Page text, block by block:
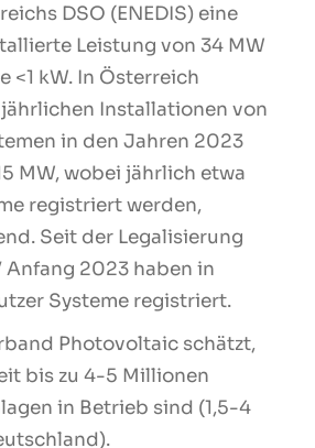
DSO (ENEDIS) eine
Leistung von 34 MW
<1 kW. In Österreich
Installationen von
in den Jahren 2023
MW, wobei jährlich etwa
registriert werden,
Seit der Legalisierung
Anfang 2023 haben in
Systeme registriert.
Photovoltaic schätzt,
bis zu 4-5 Millionen
in Betrieb sind (1,5-4